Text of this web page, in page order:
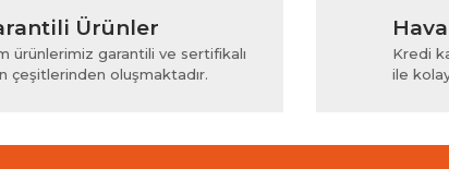
Yorum Yaz
Ürünler
ürünlerimiz garantili ve sertifikalı
çeşitlerinden oluşmaktadır.
Kredi
ile